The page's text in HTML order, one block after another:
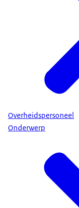
Overheidspersoneel
Onderwerp